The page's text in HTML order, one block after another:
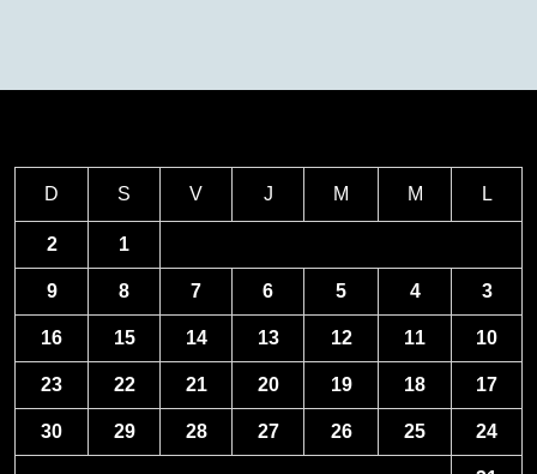
L
M
M
J
V
S
D
1
2
3
4
5
6
7
8
9
10
11
12
13
14
15
16
17
18
19
20
21
22
23
24
25
26
27
28
29
30